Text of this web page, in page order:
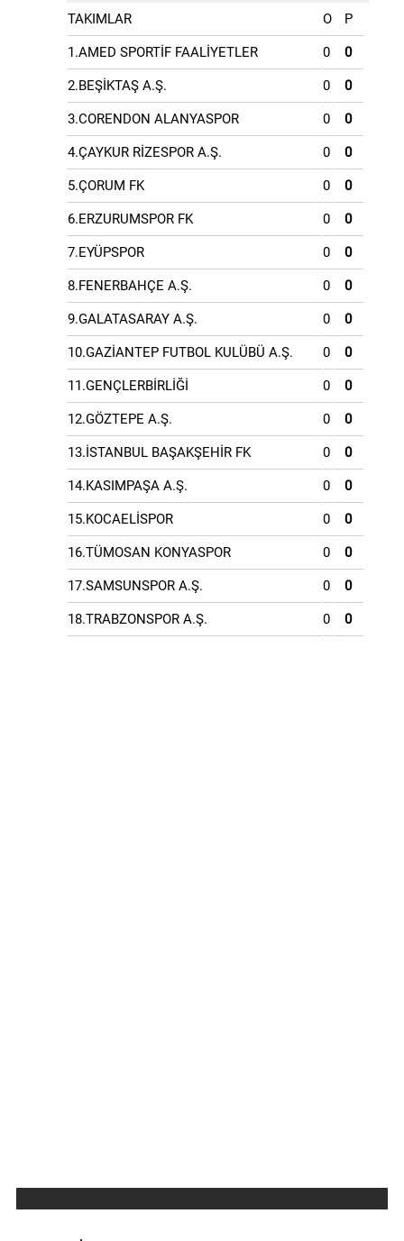
TAKIMLAR O P
1.AMED SPORTİF FAALİYETLER 0 0
2.BEŞİKTAŞ A.Ş. 0 0
3.CORENDON ALANYASPOR 0 0
4.ÇAYKUR RİZESPOR A.Ş. 0 0
5.ÇORUM FK 0 0
6.ERZURUMSPOR FK 0 0
7.EYÜPSPOR 0 0
8.FENERBAHÇE A.Ş. 0 0
9.GALATASARAY A.Ş. 0 0
10.GAZİANTEP FUTBOL KULÜBÜ A.Ş. 0 0
11.GENÇLERBİRLİĞİ 0 0
12.GÖZTEPE A.Ş. 0 0
13.İSTANBUL BAŞAKŞEHİR FK 0 0
14.KASIMPAŞA A.Ş. 0 0
15.KOCAELİSPOR 0 0
16.TÜMOSAN KONYASPOR 0 0
17.SAMSUNSPOR A.Ş. 0 0
18.TRABZONSPOR A.Ş. 0 0